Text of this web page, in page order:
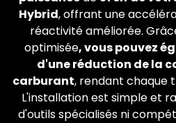
Hybrid, offrant une
réactivité améliorée.
optimisée, vous pouvez
d'une réduction de la
carburant, rendant chaque
L'installation est simple et
d'outils spécialisés ni